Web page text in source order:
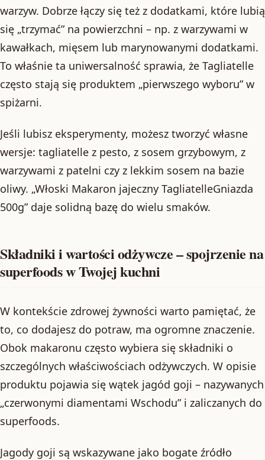
warzyw. Dobrze łączy się też z dodatkami, które lubią
się „trzymać” na powierzchni – np. z warzywami w
kawałkach, mięsem lub marynowanymi dodatkami.
To właśnie ta uniwersalność sprawia, że Tagliatelle
często stają się produktem „pierwszego wyboru” w
spiżarni.
Jeśli lubisz eksperymenty, możesz tworzyć własne
wersje: tagliatelle z pesto, z sosem grzybowym, z
warzywami z patelni czy z lekkim sosem na bazie
oliwy. „Włoski Makaron jajeczny TagliatelleGniazda
500g” daje solidną bazę do wielu smaków.
Składniki i wartości odżywcze – spojrzenie na
superfoods w Twojej kuchni
W kontekście zdrowej żywności warto pamiętać, że
to, co dodajesz do potraw, ma ogromne znaczenie.
Obok makaronu często wybiera się składniki o
szczególnych właściwościach odżywczych. W opisie
produktu pojawia się wątek jagód goji – nazywanych
„czerwonymi diamentami Wschodu” i zaliczanych do
superfoods.
Jagody goji są wskazywane jako bogate źródło